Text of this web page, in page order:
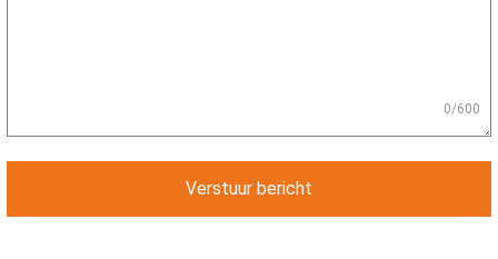
0/600
Verstuur bericht